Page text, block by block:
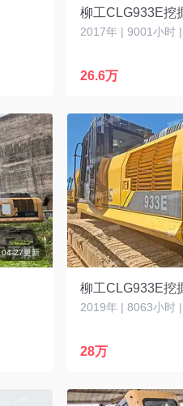
柳工CLG933E挖
2017年 | 9001小时
26.6万
04-27更新
柳工CLG933E挖
2019年 | 8063小时
28万